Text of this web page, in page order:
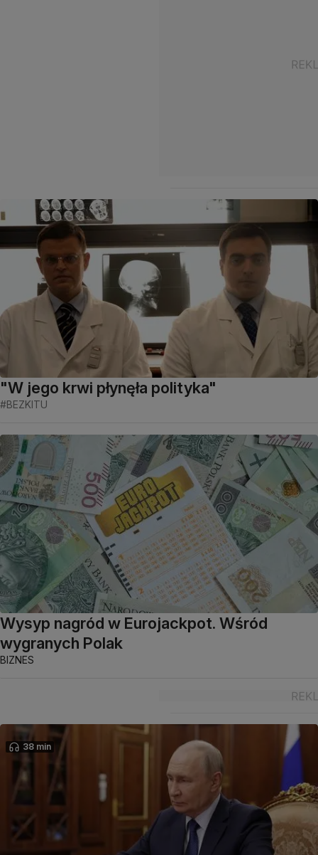
"W jego krwi płynęła polityka"
#BEZKITU
Wysyp nagród w Eurojackpot. Wśród
wygranych Polak
BIZNES
38 min